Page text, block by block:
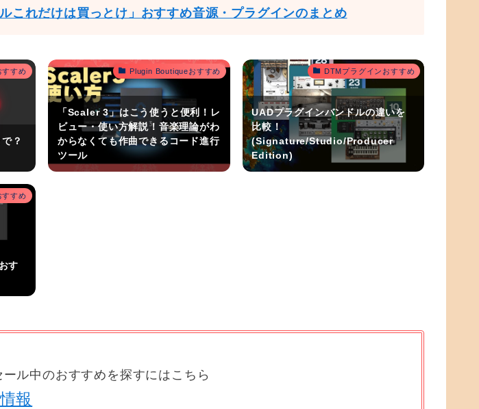
これだけは買っとけ」おすすめ音源・プラグインのまとめ
すすめ
？
Plugin Boutiqueおすすめ
「Scaler 3」はこう使うと便利！レ
ビュー・使い方解説！音楽理論がわ
からなくても作曲できるコード進行
ツール
DTMプラグインおすすめ
UADプラグインバンドルの違いを
比較！
(Signature/Studio/Producer
Edition)
すめ
す
ル中のおすすめを探すにはこちら
報